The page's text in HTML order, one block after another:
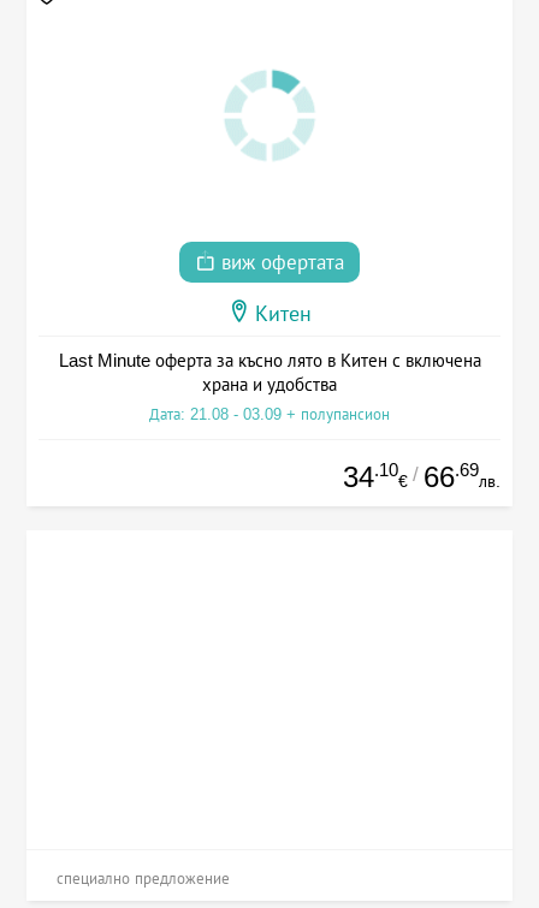
виж офертата
Китен
Last Minute оферта за късно лято в Китен с включена
храна и удобства
Дата: 21.08 - 03.09 + полупансион
34.10
€ / 66.69
лв.
специално предложение